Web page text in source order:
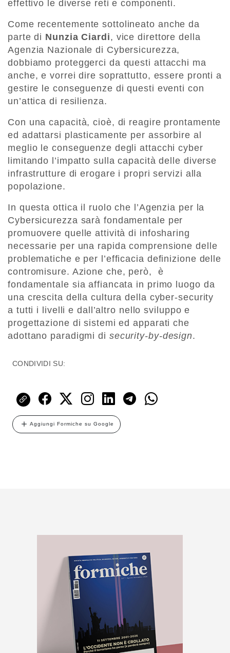
effettivo le diverse reti e componenti.
Come recentemente sottolineato anche da
parte di Nunzia Ciardi, vice direttore della
Agenzia Nazionale di Cybersicurezza,
dobbiamo proteggerci da questi attacchi ma
anche, e vorrei dire soprattutto, essere pronti a
gestire le conseguenze di questi eventi con
un’attica di resilienza.
Con una capacità, cioè, di reagire prontamente
ed adattarsi plasticamente per assorbire al
meglio le conseguenze degli attacchi cyber
limitando l’impatto sulla capacità delle diverse
infrastrutture di erogare i propri servizi alla
popolazione.
In questa ottica il ruolo che l’Agenzia per la
Cybersicurezza sarà fondamentale per
promuovere quelle attività di infosharing
necessarie per una rapida comprensione delle
problematiche e per l’efficacia definizione delle
contromisure. Azione che, però, è
fondamentale sia affiancata in primo luogo da
una crescita della cultura della cyber-security
a tutti i livelli e dall’altro nello sviluppo e
progettazione di sistemi ed apparati che
adottano paradigmi di security-by-design.
CONDIVIDI SU:
Aggiungi Formiche su Google